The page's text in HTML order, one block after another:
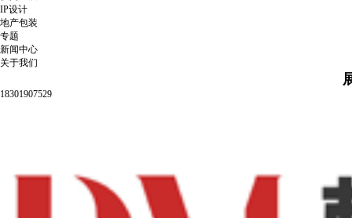
IP设计
地产包装
专题
新闻中心
关于我们
18301907529